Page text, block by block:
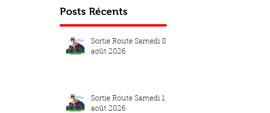
Posts Récents
Sortie Route Samedi 8
août 2026
Sortie Route Samedi 1
août 2026